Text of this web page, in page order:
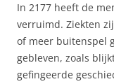
In 2177 heeft de
verruimd. Ziekten
of meer buitenspel
gebleven, zoals
gefingeerde